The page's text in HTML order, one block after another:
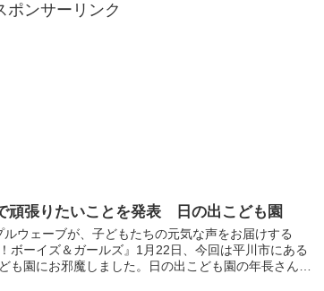
ポンサーリンク
頑張りたいことを発表 日の出こども園
ルウェーブが、子どもたちの元気な声をお届けする
！ボーイズ＆ガールズ』1月22日、今回は平川市にある
も園にお邪魔しました。日の出こども園の年長さん、